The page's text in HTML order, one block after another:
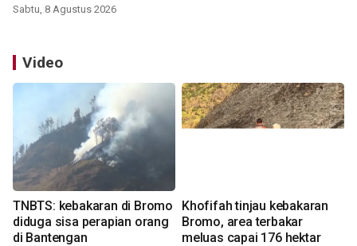
Sabtu, 8 Agustus 2026
Video
TNBTS: kebakaran di Bromo
diduga sisa perapian orang
di Bantengan
Khofifah tinjau kebakaran
Bromo, area terbakar
meluas capai 176 hektar